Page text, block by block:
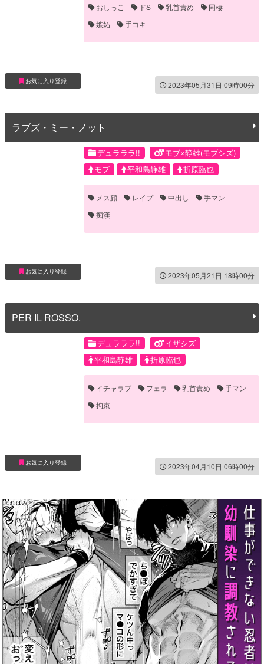
お気に入り登録
おしっこ ドS 乳首責め
同棲
嫉妬
手コキ
2023年05月31日 09時00分
ラブズ・ミー・ノット
お気に入り登録
デュラララ!!
モブ×静雄(モブシズ)
モブ
平和島静雄 折原臨也
メス顔 レイプ 中出し
手マン
痴漢
2023年05月21日 18時00分
PER IL ROSSO.
お気に入り登録
デュラララ!!
イザシズ
平和島静雄
折原臨也
イチャラブ フェラ 乳首責め
手マン
拘束
2023年04月10日 06時00分